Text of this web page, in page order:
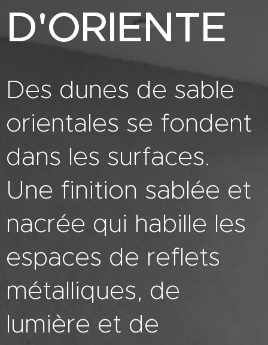
D'ORIENTE
Des dunes de sable
orientales se fondent
dans les surfaces.
Une finition sablée et
nacrée qui habille les
espaces de reflets
métalliques, de
lumière et de